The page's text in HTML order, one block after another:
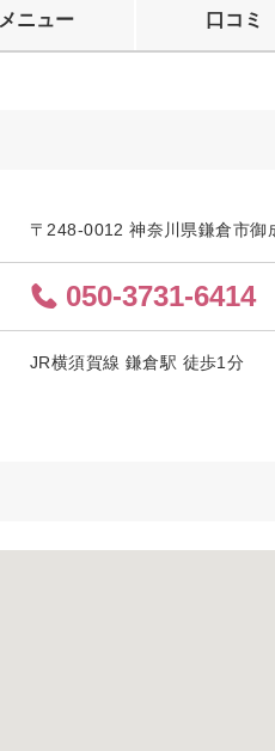
メニュー 口コミ
〒248-0012 神奈川県鎌倉市御
050-3731-6414
JR横須賀線 鎌倉駅 徒歩1分